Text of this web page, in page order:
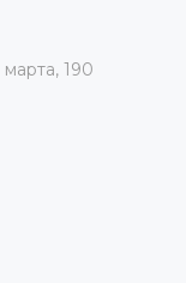
марта, 190